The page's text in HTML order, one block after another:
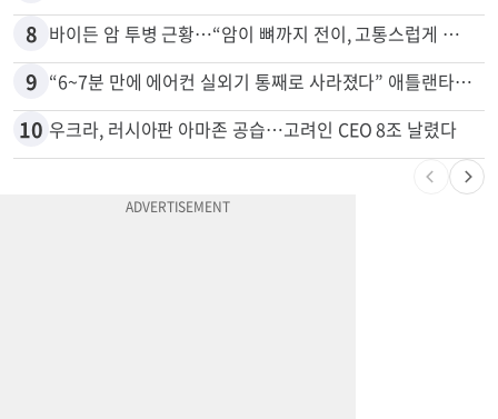
8 바이든 암 투병 근황…“암이 뼈까지 전이, 고통스럽게 투병 중”
9 “6~7분 만에 에어컨 실외기 통째로 사라졌다” 애틀랜타서 실외기 도난 급증
10 우크라, 러시아판 아마존 공습…고려인 CEO 8조 날렸다